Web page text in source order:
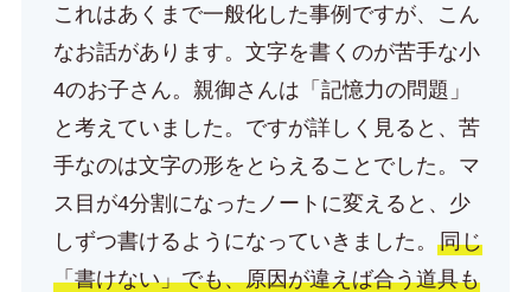
これはあくまで一般化した事例ですが、こん
なお話があります。文字を書くのが苦手な小
4のお子さん。親御さんは「記憶力の問題」
と考えていました。ですが詳しく見ると、苦
手なのは文字の形をとらえることでした。マ
ス目が4分割になったノートに変えると、少
しずつ書けるようになっていきました。 同じ
「書けない」でも、原因が違えば合う道具も